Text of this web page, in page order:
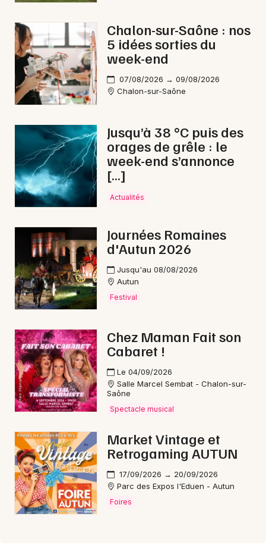
Chalon-sur-Saône : nos
5 idées sorties du
week-end
07/08/2026 → 09/08/2026
Chalon-sur-Saône
Jusqu’à 38 °C puis des
orages de grêle : le
week-end s’annonce
[…]
Actualités
Journées Romaines
d'Autun 2026
Jusqu'au 08/08/2026
Autun
Festival
Chez Maman Fait son
Cabaret !
Le 04/09/2026
Salle Marcel Sembat - Chalon-sur-
Saône
Spectacle musical
Market Vintage et
Retrogaming AUTUN
17/09/2026 → 20/09/2026
Parc des Expos l'Eduen - Autun
Foires